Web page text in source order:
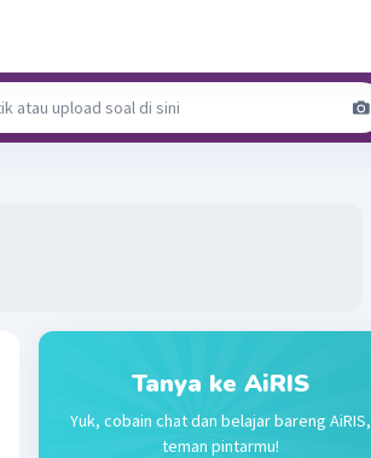
Tanya ke AiRIS
Yuk, cobain chat dan belajar bareng AiRIS,
teman pintarmu!